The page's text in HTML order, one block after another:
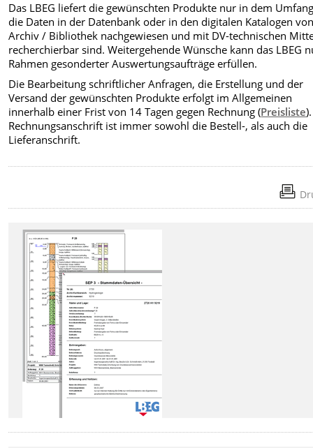
Das LBEG liefert die gewünschten Produkte nur in dem
die Daten in der Datenbank oder in den digitalen Katalogen
Archiv / Bibliothek nachgewiesen und mit DV-technischen
recherchierbar sind. Weitergehende Wünsche kann das LBEG
Rahmen gesonderter Auswertungsaufträge erfüllen.
Die Bearbeitung schriftlicher Anfragen, die Erstellung und der
Versand der gewünschten Produkte erfolgt im Allgemeinen
innerhalb einer Frist von 14 Tagen gegen Rechnung (Preisliste).
Rechnungsanschrift ist immer sowohl die Bestell-, als auch die
Lieferanschrift.